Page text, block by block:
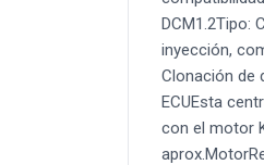
DCM1.2Tipo:
inyección,
Clonación de
ECUEsta
con el motor